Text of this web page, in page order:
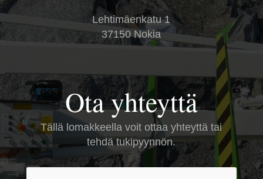
Lehtimäenkatu 1
37150 Nokia
Ota yhteyttä
Tällä lomakkeella voit ottaa yhteyttä tai
tehdä tukipyynnön.